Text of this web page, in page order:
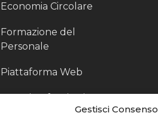
Gestisci Consenso
Economia Circolare
Formazione del
Personale
Piattaforma Web
Scouting fornitori